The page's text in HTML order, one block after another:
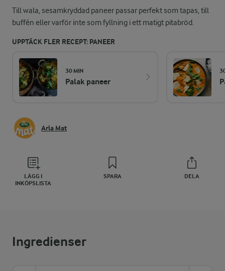
Till wala, sesamkryddad paneer passar perfekt som tapas, till
buffén eller varför inte som fyllning i ett matigt pitabröd.
UPPTÄCK FLER RECEPT: PANEER
30 MIN
Palak paneer
Arla Mat
LÄGG I
INKÖPSLISTA
SPARA DELA
Ingredienser